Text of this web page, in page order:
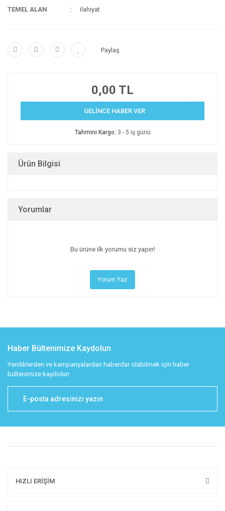
TEMEL ALAN
ilahiyat
Paylaş
0,00 TL
GELİNCE HABER VER
Tahmini Kargo: 3 - 5 iş günü
Ürün Bilgisi
Yorumlar
Bu ürüne ilk yorumu siz yapın!
Yorum Yaz
Haber Bültenimize Kaydolun
Yeniliklerden ve kampanyalardan haberdar olabilmek için haber
bültenimize kaydolun
HIZLI ERİŞİM